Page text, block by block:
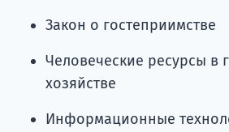
Закон о гостеприимстве
Человеческие ресурсы в
хозяйстве
Информационные